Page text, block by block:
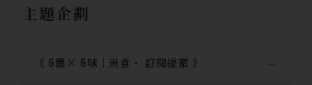
主題企劃
《 6農× 6味｜米食‧ 訂閱提案 》